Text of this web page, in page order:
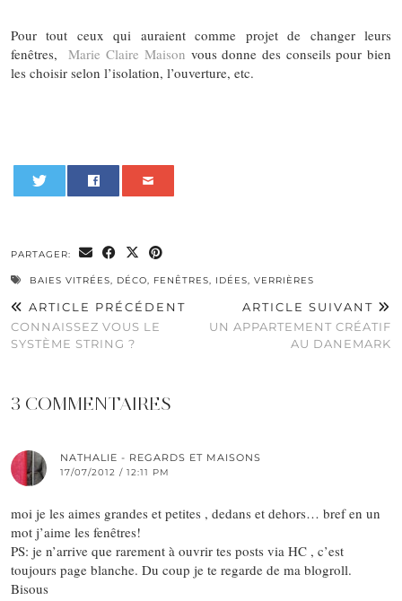
Pour tout ceux qui auraient comme projet de changer leurs
fenêtres,Marie Claire Maison vous donne des conseils pour bien
les choisir selon l’isolation, l’ouverture, etc.
PARTAGER:
BAIES VITRÉES, DÉCO, FENÊTRES, IDÉES, VERRIÈRES
ARTICLE PRÉCÉDENT
CONNAISSEZ VOUS LE
SYSTÈME STRING ?
ARTICLE SUIVANT
UN APPARTEMENT CRÉATIF
AU DANEMARK
3 COMMENTAIRES
NATHALIE - REGARDS ET MAISONS
17/07/2012 / 12:11 PM
moi je les aimes grandes et petites , dedans et dehors… bref en un
mot j’aime les fenêtres!
PS: je n’arrive que rarement à ouvrir tes posts via HC , c’est
toujours page blanche. Du coup je te regarde de ma blogroll.
Bisous